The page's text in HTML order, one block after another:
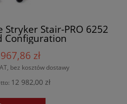
Stryker Stair-PRO 6252
Configuration
zł
bez kosztów dostawy
12 982,00 zł